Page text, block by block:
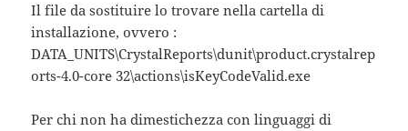
Il file da sostituire lo trovare nella cartella di
installazione, ovvero :
DATA_UNITS\CrystalReports\dunit\product.crystalrep
orts-4.0-core 32\actions\isKeyCodeValid.exe
Per chi non ha dimestichezza con linguaggi di